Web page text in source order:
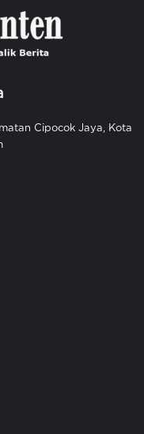
Cipocok Jaya, Kota